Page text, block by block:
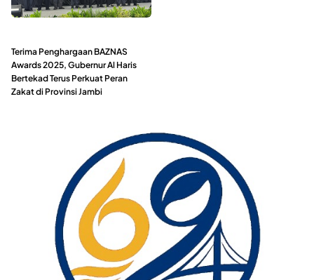
Terima Penghargaan BAZNAS
Awards 2025, Gubernur Al Haris
Bertekad Terus Perkuat Peran
Zakat di Provinsi Jambi